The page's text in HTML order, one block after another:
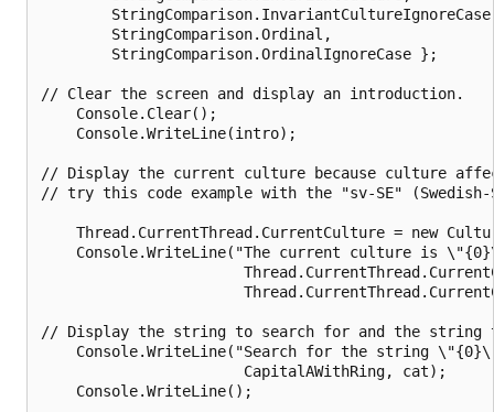
        StringComparison.Ordinal,
        StringComparison.OrdinalIgnoreCase };
// Clear the screen and display an introduction.
    Console.Clear();
    Console.WriteLine(intro);
// Display the current culture because culture
// try this code example with the "sv-SE" (Swedish-
Thread.CurrentThread.CurrentCulture = new
Console.WriteLine("The current culture is
// Display the string to search for and the string
Console.WriteLine("Search for the string
                       CapitalAWithRing, cat);
    Console.WriteLine();